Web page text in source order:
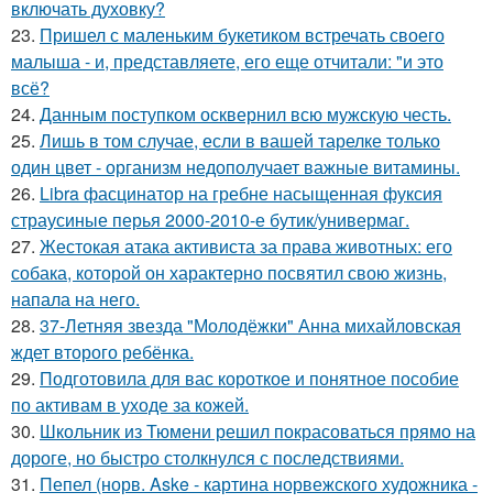
включать духовку?
23. Пришел с маленьким букетиком встречать своего
малыша - и, представляете, его еще отчитали: "и это
всё?
24. Данным поступком осквернил всю мужскую честь.
25. Лишь в том случае, если в вашей тарелке только
один цвет - организм недополучает важные витамины.
26. Libra фасцинатор на гребне насыщенная фуксия
страусиные перья 2000-2010-е бутик/универмаг.
27. Жестокая атака активиста за права животных: его
собака, которой он характерно посвятил свою жизнь,
напала на него.
28. 37-Летняя звезда "Молодёжки" Анна михайловская
ждет второго ребёнка.
29. Подготовила для вас короткое и понятное пособие
по активам в уходе за кожей.
30. Школьник из Тюмени решил покрасоваться прямо на
дороге, но быстро столкнулся с последствиями.
31. Пепел (норв. Aske - картина норвежского художника -